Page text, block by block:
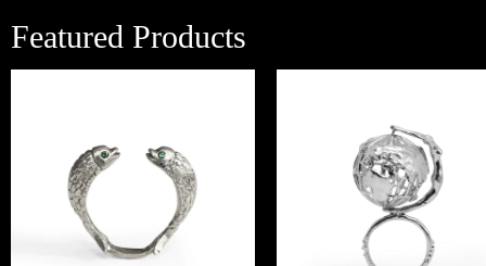
Featured Products